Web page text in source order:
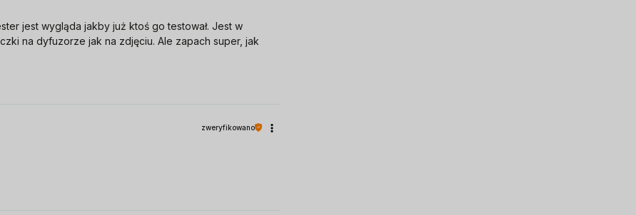
jest wygląda jakby już ktoś go testował. Jest w
na dyfuzorze jak na zdjęciu. Ale zapach super, jak
zweryfikowano